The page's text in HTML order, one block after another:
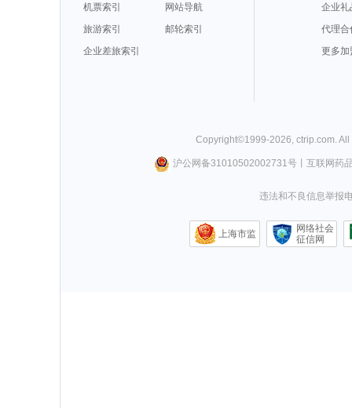
机票索引
网站导航
旅游索引
邮轮索引
企业差旅索引
企业礼
代理合
更多加
Copyright©1999-2026 ctrip.com .
沪公网备31010502002731号丨 互联网药
违法和不良信息举报
上海市监
网络社会
征信网